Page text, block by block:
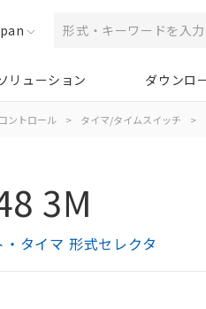
リューション ダウンロ
コントロール > タイマ/タイムスイッチ >
3M
タイマ 形式セレクタ